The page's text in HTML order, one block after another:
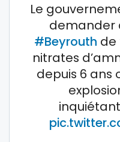
Le
demander
#Beyrouth de
nitrates
depuis 6 ans